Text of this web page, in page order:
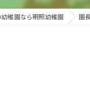
稚園なら明照幼稚園 園